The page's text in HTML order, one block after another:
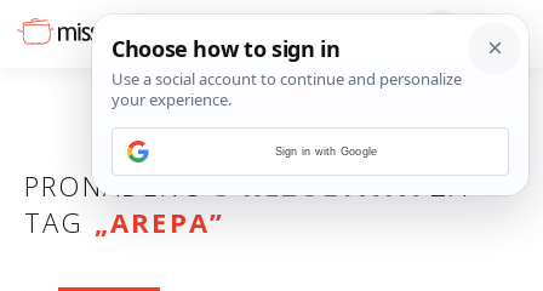
PRONAĐENO3 REZULTATAZA
TAG „AREPA”
Sign in with Google